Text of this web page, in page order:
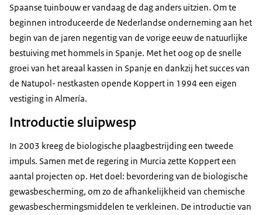
Spaanse tuinbouw er vandaag de dag anders uitzien. Om te
beginnen introduceerde de Nederlandse onderneming aan het
begin van de jaren negentig van de vorige eeuw de natuurlijke
bestuiving met hommels in Spanje. Met het oog op de snelle
groei van het areaal kassen in Spanje en dankzij het succes van
de Natupol- nestkasten opende Koppert in 1994 een eigen
vestiging in Almería.
Introductie sluipwesp
In 2003 kreeg de biologische plaagbestrijding een tweede
impuls. Samen met de regering in Murcia zette Koppert een
aantal projecten op. Het doel: bevordering van de biologische
gewasbescherming, om zo de afhankelijkheid van chemische
gewasbeschermingsmiddelen te verkleinen. De introductie van